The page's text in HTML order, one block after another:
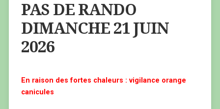
PAS DE RANDO
DIMANCHE 21 JUIN
2026
En raison des fortes chaleurs : vigilance orange
canicules